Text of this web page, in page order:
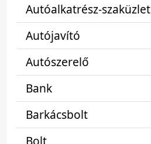
Autóalkatrész-szaküzlet
Autójavító
Autószerelő
Bank
Barkácsbolt
Bolt